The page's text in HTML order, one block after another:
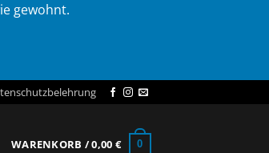
gewohnt.
WARENKORB /0,00 € 0